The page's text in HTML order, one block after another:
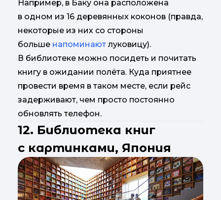
Например, в Баку она расположена
в одном из 16 деревянных коконов (правда,
некоторые из них со стороны
больше напоминают луковицу).
В библиотеке можно посидеть и почитать
книгу в ожидании полёта. Куда приятнее
провести время в таком месте, если рейс
задерживают, чем просто постоянно
обновлять телефон.
12. Библиотека книг
с картинками, Япония